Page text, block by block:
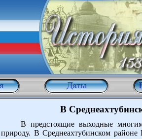
В
В предстоящие выходные многим
природу. В Среднеахтубинском районе